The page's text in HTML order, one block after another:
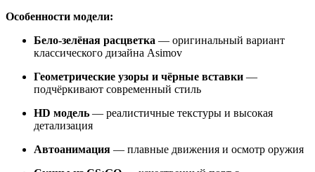
Особенности модели:
Бело-зелёная расцветка — оригинальный вариант
классического дизайна Asimov
Геометрические узоры и чёрные вставки —
подчёркивают современный стиль
HD модель — реалистичные текстуры и высокая
детализация
Автоанимация — плавные движения и осмотр оружия